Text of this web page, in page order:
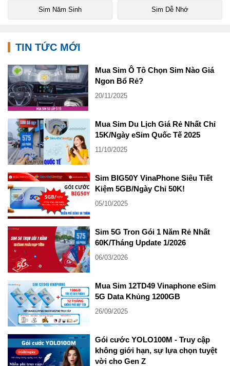
Sim Năm Sinh Sim Dễ Nhớ
TIN TỨC MỚI
Mua Sim Ô Tô Chọn Sim Nào Giá
Ngon Bổ Rẻ?
20/11/2025
Mua Sim Du Lịch Giá Rẻ Nhất Chỉ
15K/Ngày eSim Quốc Tế 2025
11/10/2025
Sim BIG50Y VinaPhone Siêu Tiết
Kiệm 5GB/Ngày Chỉ 50K!
05/10/2025
Sim 5G Tron Gói 1 Năm Rẻ Nhất
60K/Tháng Update 1/2026
06/03/2026
Mua Sim 12TD49 Vinaphone eSim
5G Data Khủng 1200GB
26/09/2025
Gói cước YOLO100M - Truy cập
không giới hạn, sự lựa chọn tuyệt
vời cho Gen Z